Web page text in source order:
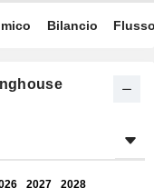
Bilancio